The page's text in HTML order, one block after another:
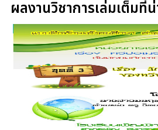
ผลงานวิชาการเล่มเต็มที่